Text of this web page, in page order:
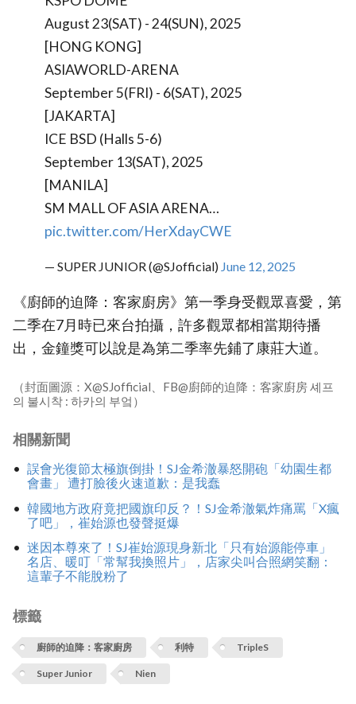
August 23(SAT) - 24(SUN), 2025
[HONG KONG]
ASIAWORLD-ARENA
September 5(FRI) - 6(SAT), 2025
[JAKARTA]
ICE BSD (Halls 5-6)
September 13(SAT), 2025
[MANILA]
SM MALL OF ASIA ARENA…
pic.twitter.com/HerXdayCWE
— SUPER JUNIOR (@SJofficial) June 12, 2025
《廚師的迫降：客家廚房》第一季身受觀眾喜愛，第
二季在7月時已來台拍攝，許多觀眾都相當期待播
出，金鐘獎可以說是為第二季率先鋪了康莊大道。
（封面圖源：X@SJofficial、FB@廚師的迫降：客家廚房 셰프
의 불시착 : 하카의 부엌）
相關新聞
誤會光復節太極旗倒掛！SJ金希澈暴怒開砲「幼園生都
會畫」 遭打臉後火速道歉：是我蠢
韓國地方政府竟把國旗印反？！SJ金希澈氣炸痛罵「X瘋
了吧」，崔始源也發聲挺爆
迷因本尊來了！SJ崔始源現身新北「只有始源能停車」
名店、暖叮「常幫我換照片」，店家尖叫合照網笑翻：
這輩子不能脫粉了
標籤
廚師的迫降：客家廚房 利特 TripleS
Super Junior Nien